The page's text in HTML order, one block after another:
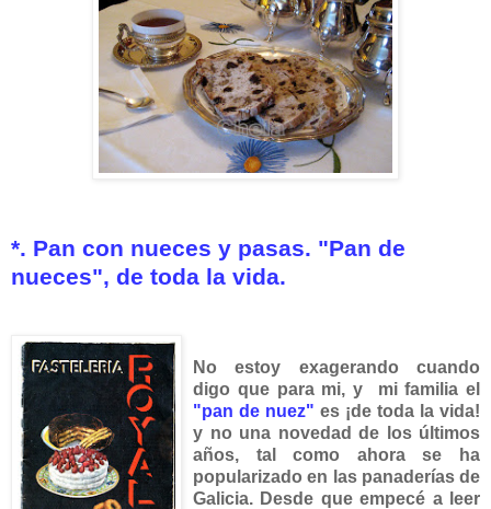
*. Pan con nueces y pasas. "Pan de
nueces", de toda la vida.
No estoy exagerando cuando
digo que para mi, y mi familia el
"pan de nuez" es ¡de toda la vida!
y no una novedad de los últimos
años, tal como ahora se ha
popularizado en las panaderías de
Galicia. Desde que empecé a leer